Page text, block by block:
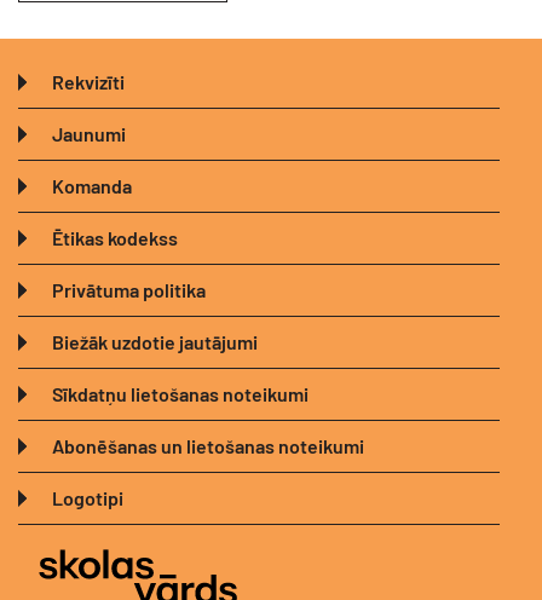
Rekvizīti
Jaunumi
Komanda
Ētikas kodekss
Privātuma politika
Biežāk uzdotie jautājumi
Sīkdatņu lietošanas noteikumi
Abonēšanas un lietošanas noteikumi
Logotipi